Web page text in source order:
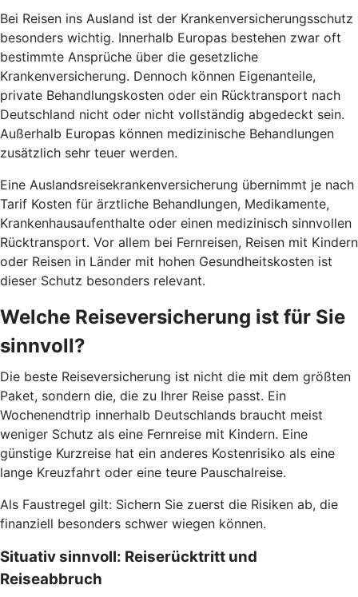
Bei Reisen ins Ausland ist der Krankenversicherungsschutz
besonders wichtig. Innerhalb Europas bestehen zwar oft
bestimmte Ansprüche über die gesetzliche
Krankenversicherung. Dennoch können Eigenanteile,
private Behandlungskosten oder ein Rücktransport nach
Deutschland nicht oder nicht vollständig abgedeckt sein.
Außerhalb Europas können medizinische Behandlungen
zusätzlich sehr teuer werden.
Eine Auslandsreisekrankenversicherung übernimmt je nach
Tarif Kosten für ärztliche Behandlungen, Medikamente,
Krankenhausaufenthalte oder einen medizinisch sinnvollen
Rücktransport. Vor allem bei Fernreisen, Reisen mit Kindern
oder Reisen in Länder mit hohen Gesundheitskosten ist
dieser Schutz besonders relevant.
Welche Reiseversicherung ist für Sie
sinnvoll?
Die beste Reiseversicherung ist nicht die mit dem größten
Paket, sondern die, die zu Ihrer Reise passt. Ein
Wochenendtrip innerhalb Deutschlands braucht meist
weniger Schutz als eine Fernreise mit Kindern. Eine
günstige Kurzreise hat ein anderes Kostenrisiko als eine
lange Kreuzfahrt oder eine teure Pauschalreise.
Als Faustregel gilt: Sichern Sie zuerst die Risiken ab, die
finanziell besonders schwer wiegen können.
Situativ sinnvoll: Reiserücktritt und
Reiseabbruch